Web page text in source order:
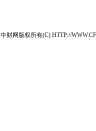
中财网版权所有(C) HTTP://